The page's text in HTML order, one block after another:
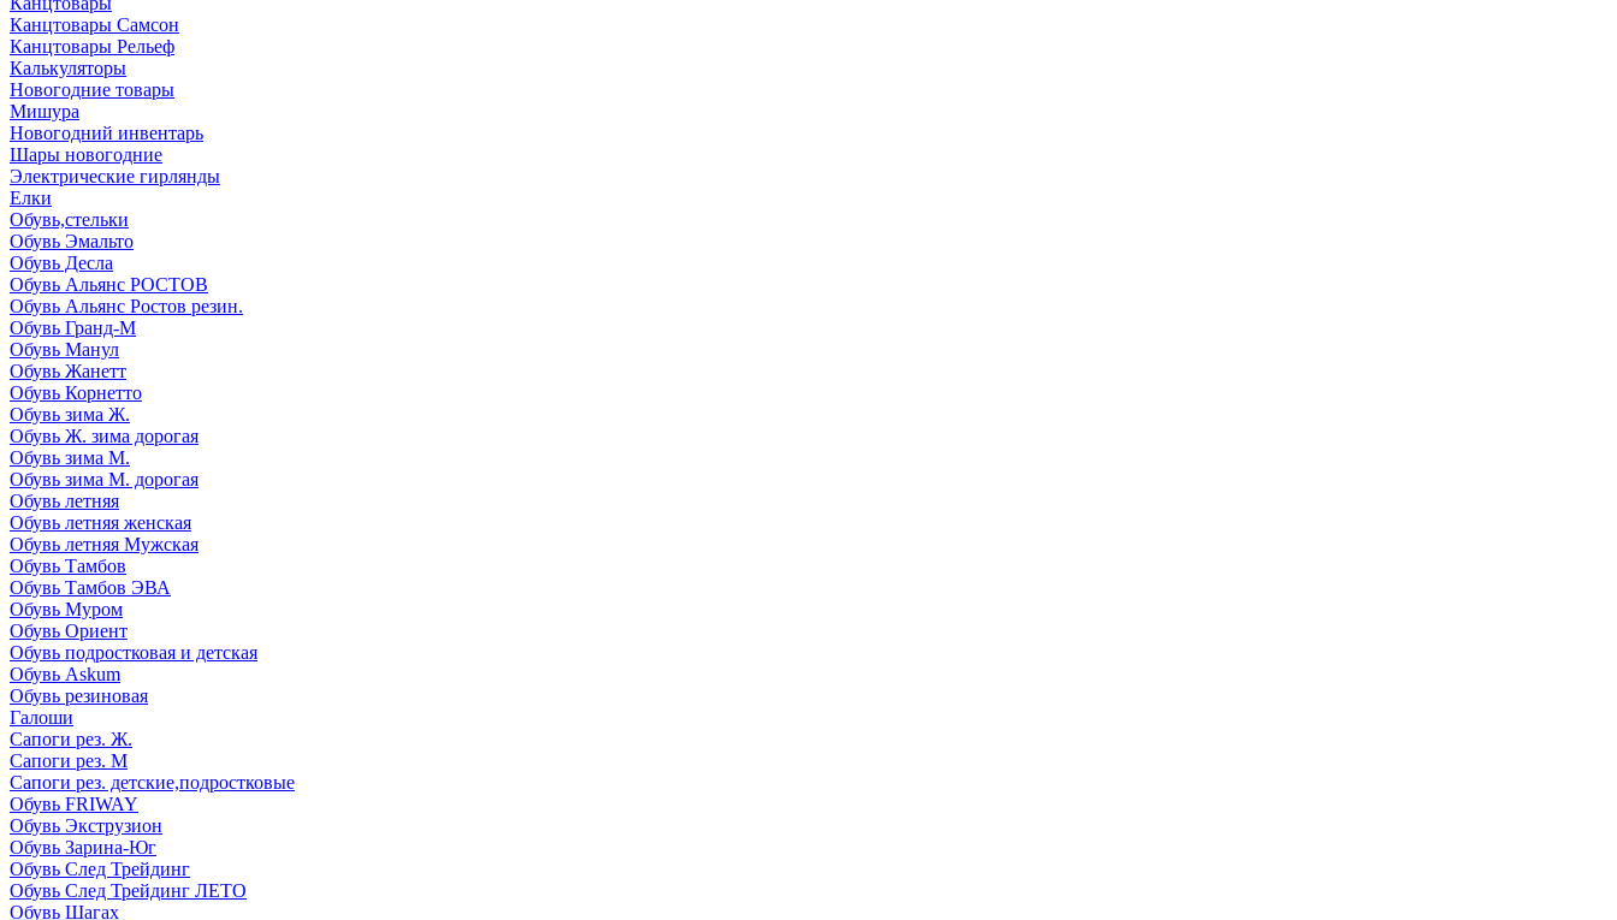
Канцтовары Самсон
Канцтовары Рельеф
Калькуляторы
Новогодние товары
Мишура
Новогодний инвентарь
Шары новогодние
Электрические гирлянды
Елки
Обувь,стельки
Обувь Эмальто
Обувь Десла
Обувь Альянс РОСТОВ
Обувь Альянс Ростов резин.
Обувь Гранд-М
Обувь Манул
Обувь Жанетт
Обувь Корнетто
Обувь зима Ж.
Обувь Ж. зима дорогая
Обувь зима М.
Обувь зима М. дорогая
Обувь летняя
Обувь летняя женская
Обувь летняя Мужская
Обувь Тамбов
Обувь Тамбов ЭВА
Обувь Муром
Обувь Ориент
Обувь подростковая и детская
Обувь Askum
Обувь резиновая
Галоши
Сапоги рез. Ж.
Сапоги рез. М
Сапоги рез. детские,подростковые
Обувь FRIWAY
Обувь Экструзион
Обувь Зарина-Юг
Обувь След Трейдинг
Обувь След Трейдинг ЛЕТО
Обувь Шагах